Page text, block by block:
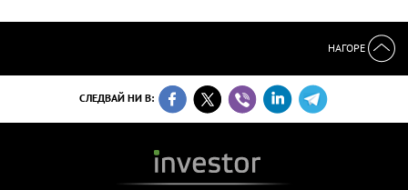
НАГОРЕ
СЛЕДВАЙ НИ В: